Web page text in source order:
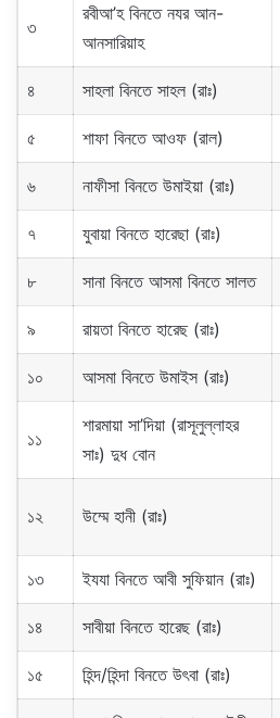
৩
রবীআ’হ বিনতে নযর আন-
আনসারিয়াহ
৪ সাহলা বিনতে সাহল (রাঃ)
৫ শাফা বিনতে আওফ (রাল)
৬ নাফীসা বিনতে উমাইয়া (রাঃ)
৭ যুবায়া বিনতে হারেছা (রাঃ)
৮ সানা বিনতে আসমা বিনতে সালত
৯ রায়তা বিনতে হারেছ (রাঃ)
১০ আসমা বিনতে উমাইস (রাঃ)
১১
শারমায়া সা’দিয়া (রাসূলুল্লাহর
সাঃ) দুধ বোন
১২ উম্মে হানী (রাঃ)
১৩ ইযযা বিনতে আবী সুফিয়ান (রাঃ)
১৪ সাবীয়া বিনতে হারেছ (রাঃ)
১৫ হিন্দ/হিন্দা বিনতে উৎবা (রাঃ)